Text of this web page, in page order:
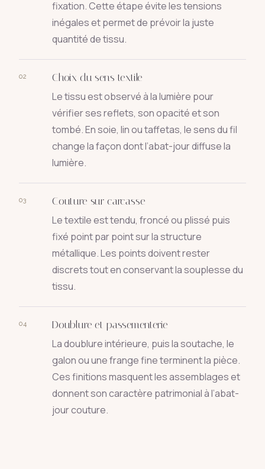
fixation. Cette étape évite les tensions
inégales et permet de prévoir la juste
quantité de tissu.
02 Choix du sens textile
Le tissu est observé à la lumière pour
vérifier ses reflets, son opacité et son
tombé. En soie, lin ou taffetas, le sens du fil
change la façon dont l’abat-jour diffuse la
lumière.
03 Couture sur carcasse
Le textile est tendu, froncé ou plissé puis
fixé point par point sur la structure
métallique. Les points doivent rester
discrets tout en conservant la souplesse du
tissu.
04 Doublure et passementerie
La doublure intérieure, puis la soutache, le
galon ou une frange fine terminent la pièce.
Ces finitions masquent les assemblages et
donnent son caractère patrimonial à l’abat-
jour couture.